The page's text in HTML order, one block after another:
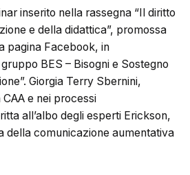
inserito nella rassegna “Il diritto
e della didattica”, promossa
pagina Facebook, in
BES – Bisogni e Sostegno
Giorgia Terry Sbernini,
e nei processi
all’albo degli esperti Erickson,
della comunicazione aumentativa